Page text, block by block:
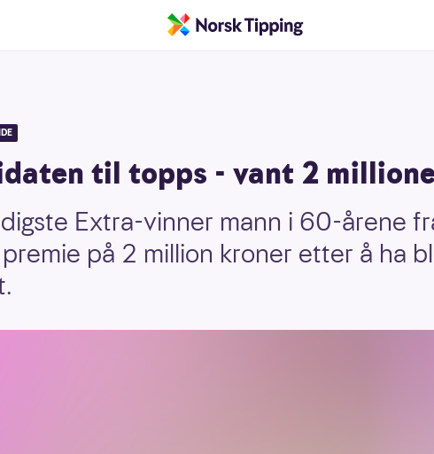
til topps - vant 2
Extra-vinner mann i 60-årene
på 2 million kroner etter å ha